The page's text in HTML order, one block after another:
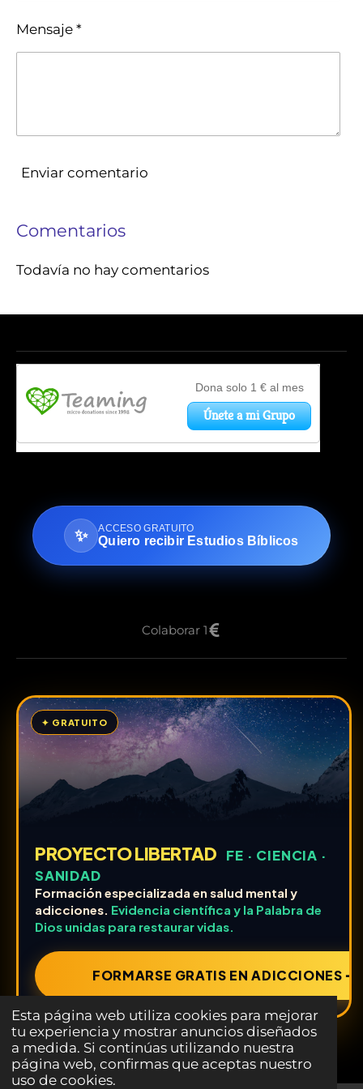
Esta página web utiliza cookies para mejorar
tu experiencia y mostrar anuncios diseñados
a medida. Si continúas utilizando nuestra
página web, confirmas que aceptas nuestro
uso de cookies.
Mensaje *
Enviar comentario
Comentarios
Todavía no hay comentarios
✨ ACCESO GRATUITO
Quiero recibir Estudios Bíblicos
Colaborar 1
✦ GRATUITO
PROYECTO LIBERTAD
FE · CIENCIA ·
SANIDAD
Formación especializada en salud mental y
adicciones. Evidencia científica y la Palabra de
Dios unidas para restaurar vidas.
FORMARSE GRATIS EN ADICCIONES ➔